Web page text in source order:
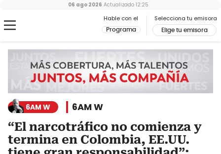
Hable con el
Programa
Selecciona tu emisora
Elige tu emisora
06 ago 2026 Actualizado 12:25
6AM W 6AM W
“El narcotráfico no comienza y
termina en Colombia, EE.UU.